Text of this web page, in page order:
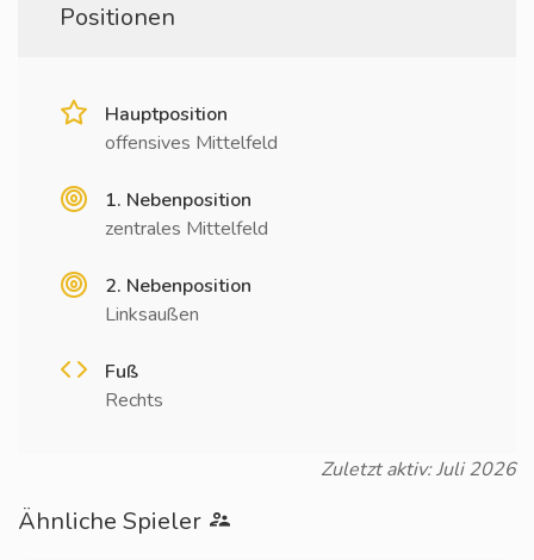
Positionen
Hauptposition
offensives Mittelfeld
1. Nebenposition
zentrales Mittelfeld
2. Nebenposition
Linksaußen
Fuß
Rechts
Zuletzt aktiv: Juli 2026
Ähnliche Spieler